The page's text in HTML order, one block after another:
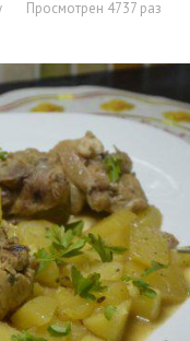
Просмотрен 4737 раз